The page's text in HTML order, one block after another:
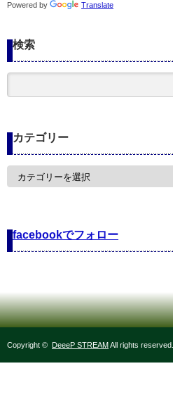
Powered by Translate
検索
カテゴリー
facebookでフォロー
Copyright © DeeeP STREAM All rights reserved.